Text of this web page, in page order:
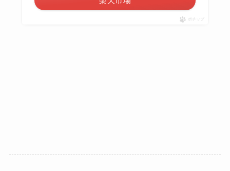
ポチップ